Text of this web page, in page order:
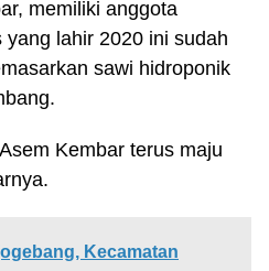
memiliki anggota
lahir 2020 ini sudah
sawi hidroponik
Kembar terus maju
Kecamatan